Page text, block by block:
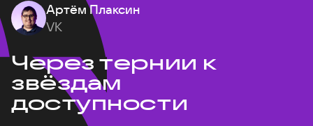
Артём Плаксин
VK
Через тернии к
звёздам
доступности